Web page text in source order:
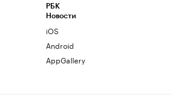
РБК
Новости
iOS
Android
AppGallery